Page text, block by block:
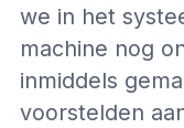
we in het
machine nog
inmiddels
voorstelden